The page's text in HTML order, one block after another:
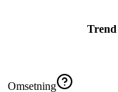
Trend
Omsetning